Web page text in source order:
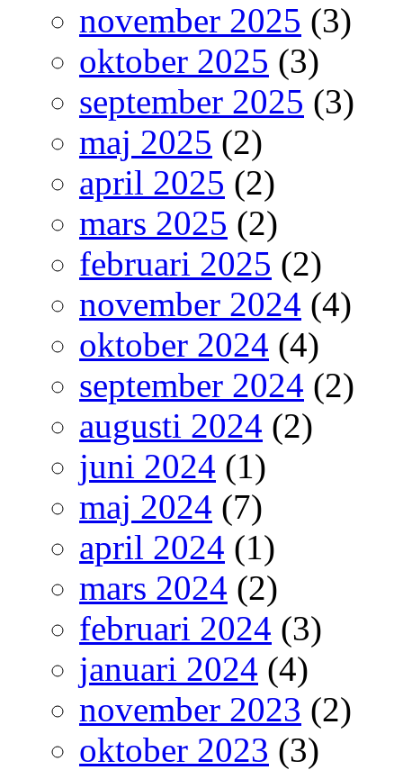
november 2025 (3)
oktober 2025 (3)
september 2025 (3)
maj 2025 (2)
april 2025 (2)
mars 2025 (2)
februari 2025 (2)
november 2024 (4)
oktober 2024 (4)
september 2024 (2)
augusti 2024 (2)
juni 2024 (1)
maj 2024 (7)
april 2024 (1)
mars 2024 (2)
februari 2024 (3)
januari 2024 (4)
november 2023 (2)
oktober 2023 (3)